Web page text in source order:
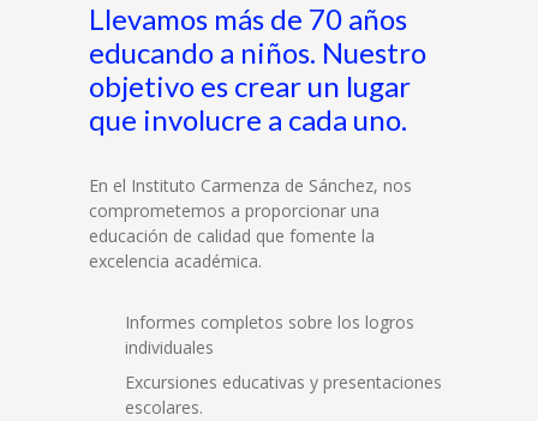
Llevamos más de 70 años
educando a niños. Nuestro
objetivo es crear un lugar
que involucre a cada uno.
En el Instituto Carmenza de Sánchez, nos
comprometemos a proporcionar una
educación de calidad que fomente la
excelencia académica.
Informes completos sobre los logros
individuales
Excursiones educativas y presentaciones
escolares.